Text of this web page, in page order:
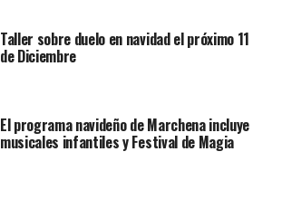
Taller sobre duelo en navidad el próximo 11
de Diciembre
El programa navideño de Marchena incluye
musicales infantiles y Festival de Magia